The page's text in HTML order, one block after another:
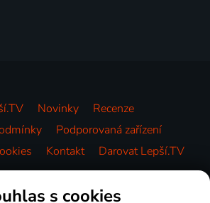
Novinky
Recenze
Podporovaná zařízení
Kontakt Darovat Lepší.TV
Videotéka
s cookies